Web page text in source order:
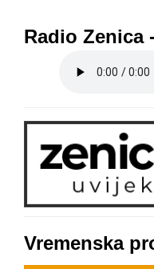
Radio Zenica
Vremenska